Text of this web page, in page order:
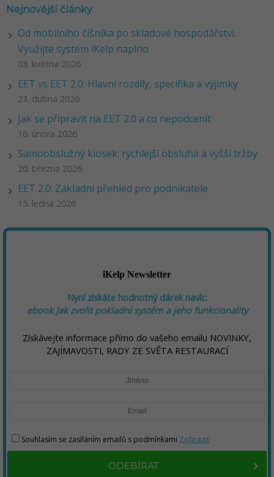
Nejnovější články
Od mobilního číšníka po skladové hospodářství.
Využijte systém iKelp naplno
03. května 2026
EET vs EET 2.0: Hlavní rozdíly, specifika a výjimky
23. dubna 2026
Jak se připravit na EET 2.0 a co nepodcenit
16. února 2026
Samoobslužný kiosek: rychlejší obsluha a vyšší tržby
20. března 2026
EET 2.0: Základní přehled pro podnikatele
15. ledna 2026
iKelp Newsletter
Nyní získáte hodnotný dárek navíc:
ebookJak zvolit pokladní systém a jeho funkcionality
Získávejte informace přímo do vašeho emailu NOVINKY,
ZAJÍMAVOSTI, RADY ZE SVĚTA RESTAURACÍ
Souhlasím se zasíláním emailů s podmínkami Zobrazit
ODEBÍRAT